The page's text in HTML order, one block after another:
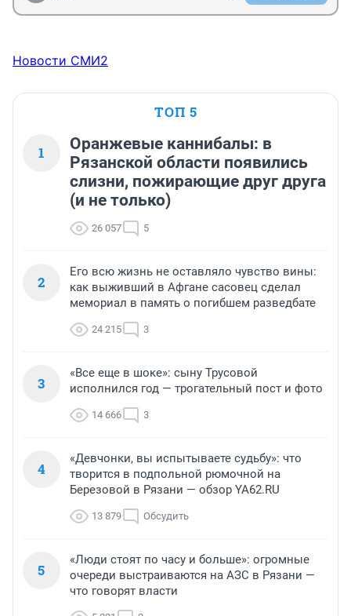
Новости СМИ2
ТОП 5
1
Оранжевые каннибалы: в
Рязанской области появились
слизни, пожирающие друг друга
(и не только)
26 057 5
2
Его всю жизнь не оставляло чувство вины:
как выживший в Афгане сасовец сделал
мемориал в память о погибшем разведбате
24 215 3
3
«Все еще в шоке»: сыну Трусовой
исполнился год — трогательный пост и фото
14 666 3
4
«Девчонки, вы испытываете судьбу»: что
творится в подпольной рюмочной на
Березовой в Рязани — обзор YA62.RU
13 879 Обсудить
5
«Люди стоят по часу и больше»: огромные
очереди выстраиваются на АЗС в Рязани —
что говорят власти